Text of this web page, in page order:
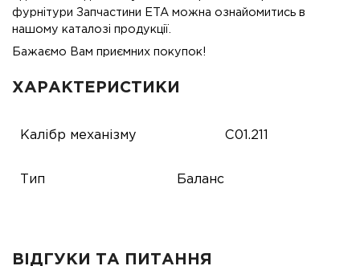
фурнітури Запчастини ETA можна ознайомитись в
нашому каталозі продукції.
Бажаємо Вам приємних покупок!
ХАРАКТЕРИСТИКИ
Калібр механізму C01.211
Тип Баланс
ВІДГУКИ ТА ПИТАННЯ